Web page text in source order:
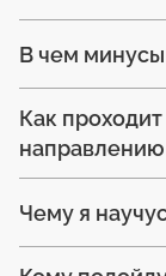
В чем минусы
Как
направлению
Чему я